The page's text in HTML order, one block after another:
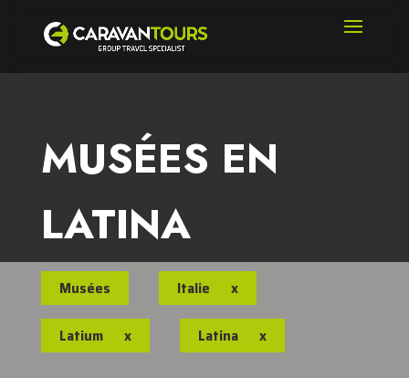
MUSÉES EN
LATINA
Musées Italie x
Latium x Latina x